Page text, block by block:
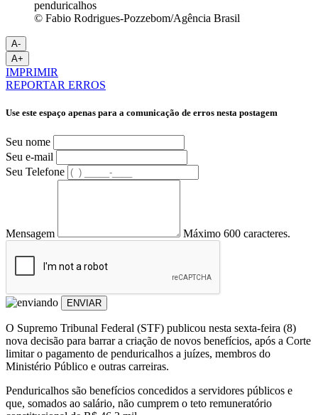
© Fabio Rodrigues-Pozzebom/Agência Brasil
A-
A+
IMPRIMIR
REPORTAR ERROS
Use este espaço apenas para a comunicação de erros nesta postagem
Seu nome
Seu e-mail
Seu Telefone
Mensagem Máximo 600 caracteres.
ENVIAR
O Supremo Tribunal Federal (STF) publicou nesta sexta-feira (8)
nova decisão para barrar a criação de novos benefícios, após a Corte
limitar o pagamento de penduricalhos a juízes, membros do
Ministério Público e outras carreiras.
Penduricalhos são benefícios concedidos a servidores públicos e
que, somados ao salário, não cumprem o teto remuneratório